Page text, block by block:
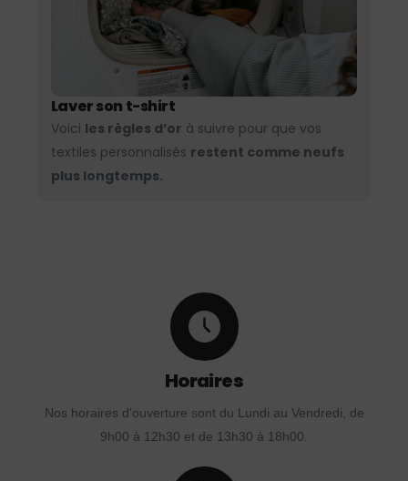
Laver son t-shirt
Voici les règles d’or à suivre pour que vos
textiles personnalisés restent comme neufs
plus longtemps.
Horaires
Nos horaires d'ouverture sont du Lundi au Vendredi, de
9h00 à 12h30 et de 13h30 à 18h00.